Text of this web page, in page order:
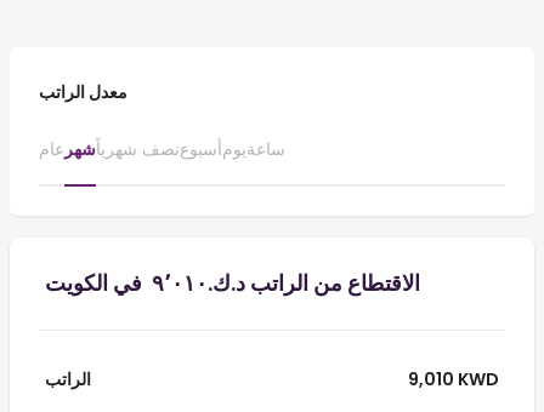
معدل الراتب
عام شهرنصف شهرياًأسبوعيومساعة
الاقتطاع من الراتب د.ك.‏٩٬٠١٠ ‏ في الكويت
الراتب
9,010 KWD